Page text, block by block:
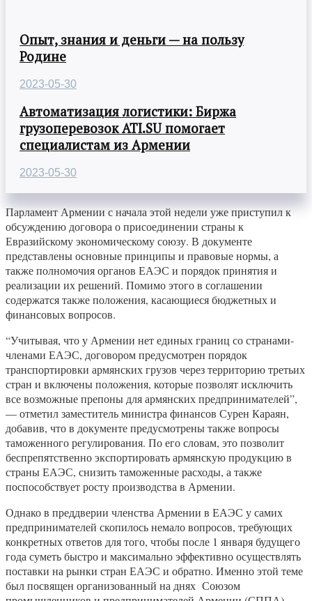
Опыт, знания и деньги — на пользу
Родине
2023-05-30
Автоматизация логистики: Биржа
грузоперевозок ATI.SU помогает
специалистам из Армении
2023-05-30
Парламент Армении с начала этой недели уже приступил к
обсуждению договора о присоединении страны к
Евразийскому экономическому союзу. В документе
представлены основные принципы и правовые нормы, а
также полномочия органов ЕАЭС и порядок принятия и
реализации их решений. Помимо этого в соглашении
содержатся также положения, касающиеся бюджетных и
финансовых вопросов.
“Учитывая, что у Армении нет единых границ со странами-
членами ЕАЭС, договором предусмотрен порядок
транспортировки армянских грузов через территорию третьих
стран и включены положения, которые позволят исключить
все возможные препоны для армянских предпринимателей”,
— отметил заместитель министра финансов Сурен Караян,
добавив, что в документе предусмотрены также вопросы
таможенного регулирования. По его словам, это позволит
беспрепятственно экспортировать армянскую продукцию в
страны ЕАЭС, снизить таможенные расходы, а также
поспособствует росту производства в Армении.
Однако в преддверии членства Армении в ЕАЭС у самих
предпринимателей скопилось немало вопросов, требующих
конкретных ответов для того, чтобы после 1 января будущего
года суметь быстро и максимально эффективно осуществлять
поставки на рынки стран ЕАЭС и обратно. Именно этой теме
был посвящен организованный на днях Союзом